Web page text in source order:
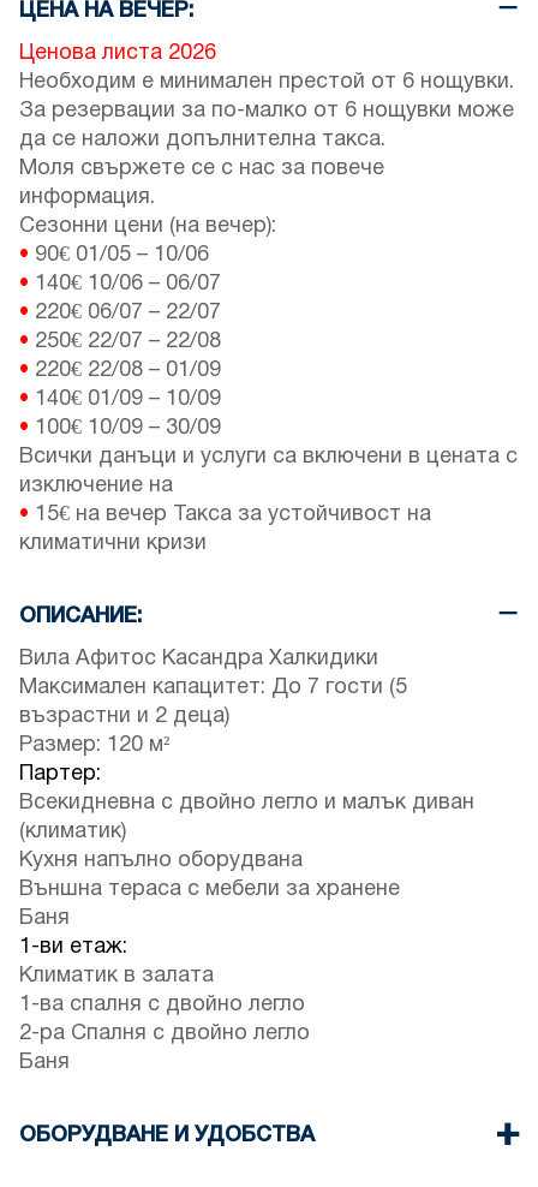
ЦЕНА НА ВЕЧЕР:
Ценова листа 2026
Необходим е минимален престой от 6 нощувки.
За резервации за по-малко от 6 нощувки може
да се наложи допълнителна такса.
Моля свържете се с нас за повече
информация.
Сезонни цени (на вечер):
• 90€ 01/05 – 10/06
• 140€ 10/06 – 06/07
• 220€ 06/07 – 22/07
• 250€ 22/07 – 22/08
• 220€ 22/08 – 01/09
• 140€ 01/09 – 10/09
• 100€ 10/09 – 30/09
Всички данъци и услуги са включени в цената с
изключение на
• 15€ на вечер Такса за устойчивост на
климатични кризи
ОПИСАНИЕ:
Вила Афитос Касандра Халкидики
Максимален капацитет: До 7 гости (5
възрастни и 2 деца)
Размер: 120 м²
Партер:
Всекидневна с двойно легло и малък диван
(климатик)
Кухня напълно оборудвана
Външна тераса с мебели за хранене
Баня
1-ви етаж:
Климатик в залата
1-ва спалня с двойно легло
2-ра Спалня с двойно легло
Баня
ОБОРУДВАНЕ И УДОБСТВА